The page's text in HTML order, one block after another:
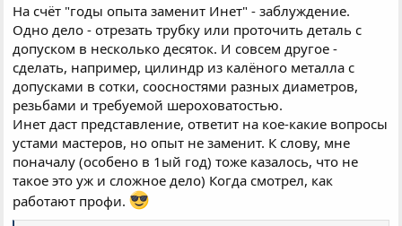
На счёт "годы опыта заменит Инет" - заблуждение.
Одно дело - отрезать трубку или проточить деталь с
допуском в несколько десяток. И совсем другое -
сделать, например, цилиндр из калёного металла с
допусками в сотки, соосностями разных диаметров,
резьбами и требуемой шероховатостью.
Инет даст представление, ответит на кое-какие вопросы
устами мастеров, но опыт не заменит. К слову, мне
поначалу (особено в 1ый год) тоже казалось, что не
такое это уж и сложное дело) Когда смотрел, как
работают профи.